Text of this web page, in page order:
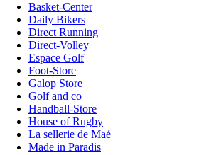
Basket-Center
Daily Bikers
Direct Running
Direct-Volley
Espace Golf
Foot-Store
Galop Store
Golf and co
Handball-Store
House of Rugby
La sellerie de Maé
Made in Paradis